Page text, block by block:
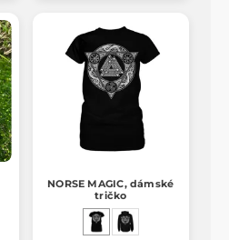
NORSE MAGIC, dámské
tričko